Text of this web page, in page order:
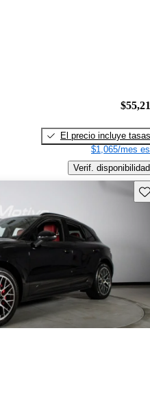
El precio incluye tasas
$1,065/mes
Verif. disponibilidad